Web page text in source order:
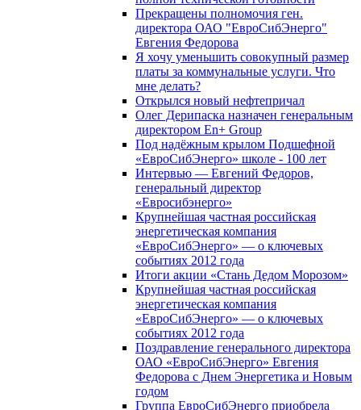
Прекращены полномочия ген.
директора ОАО "ЕвроСибЭнерго"
Евгения Федорова
Я хочу уменьшить совокупный размер
платы за коммунальные услуги. Что
мне делать?
Открылся новый нефтепричал
Олег Дерипаска назначен генеральным
директором En+ Group
Под надёжным крылом Подшефной
«ЕвроСибЭнерго» школе - 100 лет
Интервью — Евгений Федоров,
генеральный директор
«Евросибэнерго»
Крупнейшая частная российская
энергетическая компания
«ЕвроСибЭнерго» — о ключевых
событиях 2012 года
Итоги акции «Стань Дедом Морозом»
Крупнейшая частная российская
энергетическая компания
«ЕвроСибЭнерго» — о ключевых
событиях 2012 года
Поздравление генерального директора
ОАО «ЕвроСибЭнерго» Евгения
Федорова с Днем Энергетика и Новым
годом
Группа ЕвроСибЭнерго приобрела